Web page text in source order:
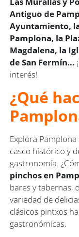
Antiguo de
Ayuntamiento,
Pamplona, la
Magdalena, la
de San Fermín...
interés!
¿Qué
Explora
casco histórico y
gastronomía.
pinchos en
bares y tabernas,
variedad de
clásicos pintxos
gastronómicas.